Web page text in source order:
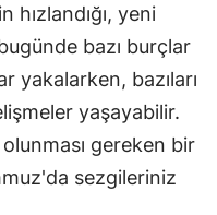
yeni
bazı burçlar
yakalarken, bazıları
yaşayabilir.
gereken bir
sezgileriniz